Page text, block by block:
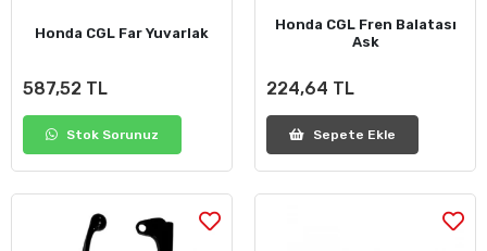
Honda CGL Far Yuvarlak
587,52 TL
Stok Sorunuz
Honda CGL Fren Balatası
Ask
224,64 TL
Sepete Ekle